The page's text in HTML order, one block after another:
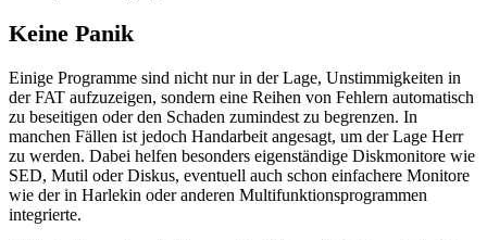
Keine Panik
Einige Programme sind nicht nur in der Lage, Unstimmigkeiten in
der FAT aufzuzeigen, sondern eine Reihen von Fehlern automatisch
zu beseitigen oder den Schaden zumindest zu begrenzen. In
manchen Fällen ist jedoch Handarbeit angesagt, um der Lage Herr
zu werden. Dabei helfen besonders eigenständige Diskmonitore wie
SED, Mutil oder Diskus, eventuell auch schon einfachere Monitore
wie der in Harlekin oder anderen Multifunktionsprogrammen
integrierte.